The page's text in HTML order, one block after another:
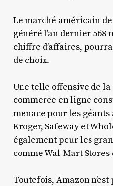
Le marché américain
généré l’an dernier
chiffre d’affaires,
de choix.
Une telle offensive de
commerce en ligne
menace pour les
Kroger, Safeway et
également pour les
comme Wal-Mart Stores
Toutefois, Amazon